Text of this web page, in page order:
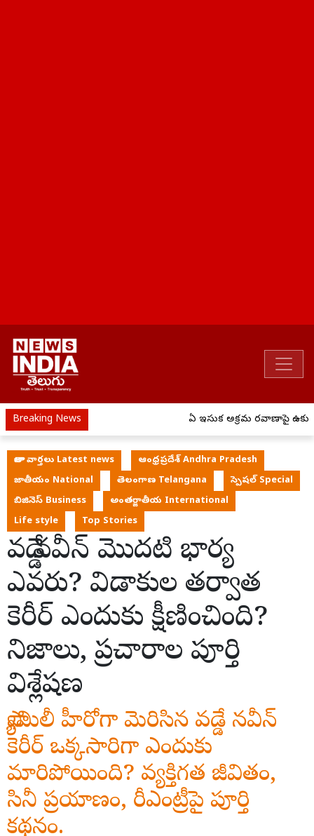
Breaking News ఏపీ ఇసుక అక్రమ రవాణాపై
తాజా వార్తలు Latest news
ఆంధ్రప్రదేశ్ Andhra Pradesh
జాతీయం National
తెలంగాణ Telangana
స్పెషల్ Special
బిజినెస్ Business
అంతర్జాతీయ International
Life style
Top Stories
వడ్డే నవీన్ మొదటి భార్య
ఎవరు? విడాకుల తర్వాత
కెరీర్ ఎందుకు క్షీణించింది?
నిజాలు, ప్రచారాల పూర్తి
విశ్లేషణ
ఫ్యామిలీ హీరోగా మెరిసిన వడ్డే నవీన్
కెరీర్ ఒక్కసారిగా ఎందుకు
మారిపోయింది? వ్యక్తిగత జీవితం,
సినీ ప్రయాణం, రీఎంట్రీపై పూర్తి
కథనం.